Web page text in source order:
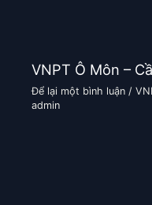
VNPT Ô Môn –
Để lại một bình luận /
admin